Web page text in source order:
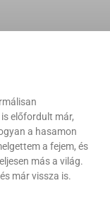
előfordult már,
a hasamon
a fejem, és
más a világ.
már vissza is.